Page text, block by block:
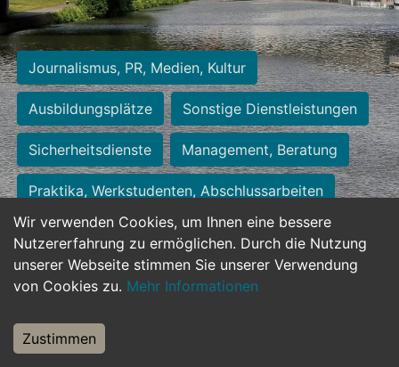
Wir verwenden Cookies, um Ihnen eine bessere
Nutzererfahrung zu ermöglichen. Durch die Nutzung
unserer Webseite stimmen Sie unserer Verwendung
von Cookies zu. Mehr Informationen
Zustimmen
Journalismus, PR, Medien, Kultur
Ausbildungsplätze Sonstige Dienstleistungen
Sicherheitsdienste Management, Beratung
Praktika, Werkstudenten, Abschlussarbeiten
Personalwesen Assistenz, Sekretariat
Hilfskräfte, Aushilfs- und Nebenjobs
Weiterbildung, Studium, duale Ausbildung